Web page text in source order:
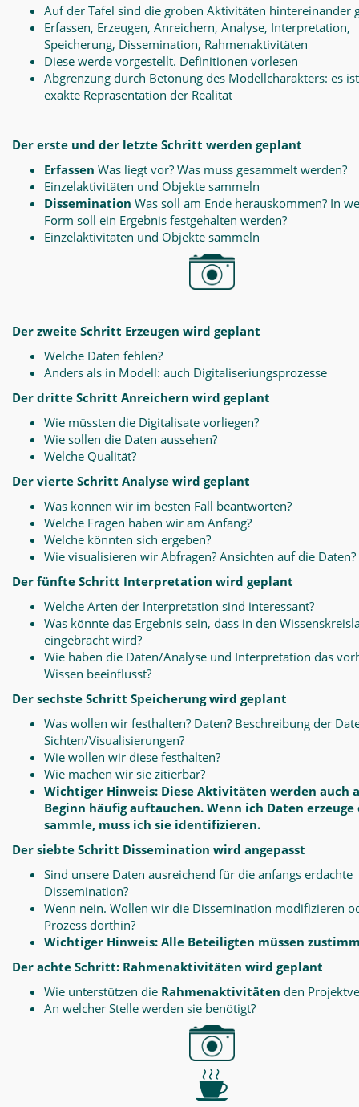
Auf der Tafel sind die groben Aktivitäten hintereinander
Erfassen, Erzeugen, Anreichern, Analyse, Interpretation,
Speicherung, Dissemination, Rahmenaktivitäten
Diese werde vorgestellt. Definitionen vorlesen
Abgrenzung durch Betonung des Modellcharakters: es
exakte Repräsentation der Realität
Der erste und der letzte Schritt werden geplant
Erfassen Was liegt vor? Was muss gesammelt werden?
Einzelaktivitäten und Objekte sammeln
Dissemination Was soll am Ende herauskommen? In
Form soll ein Ergebnis festgehalten werden?
Einzelaktivitäten und Objekte sammeln
Der zweite Schritt Erzeugen wird geplant
Welche Daten fehlen?
Anders als in Modell: auch Digitaliseriungsprozesse
Der dritte Schritt Anreichern wird geplant
Wie müssten die Digitalisate vorliegen?
Wie sollen die Daten aussehen?
Welche Qualität?
Der vierte Schritt Analyse wird geplant
Was können wir im besten Fall beantworten?
Welche Fragen haben wir am Anfang?
Welche könnten sich ergeben?
Wie visualisieren wir Abfragen? Ansichten auf die Daten?
Der fünfte Schritt Interpretation wird geplant
Welche Arten der Interpretation sind interessant?
Was könnte das Ergebnis sein, dass in den
eingebracht wird?
Wie haben die Daten/Analyse und Interpretation das
Wissen beeinflusst?
Der sechste Schritt Speicherung wird geplant
Was wollen wir festhalten? Daten? Beschreibung der
Sichten/Visualisierungen?
Wie wollen wir diese festhalten?
Wie machen wir sie zitierbar?
Wichtiger Hinweis: Diese Aktivitäten werden auch
Beginn häufig auftauchen. Wenn ich Daten erzeuge
sammle, muss ich sie identifizieren.
Der siebte Schritt Dissemination wird angepasst
Sind unsere Daten ausreichend für die anfangs erdachte
Dissemination?
Wenn nein. Wollen wir die Dissemination modifizieren
Prozess dorthin?
Wichtiger Hinweis: Alle Beteiligten müssen
Der achte Schritt: Rahmenaktivitäten wird geplant
Wie unterstützen die Rahmenaktivitäten den
An welcher Stelle werden sie benötigt?